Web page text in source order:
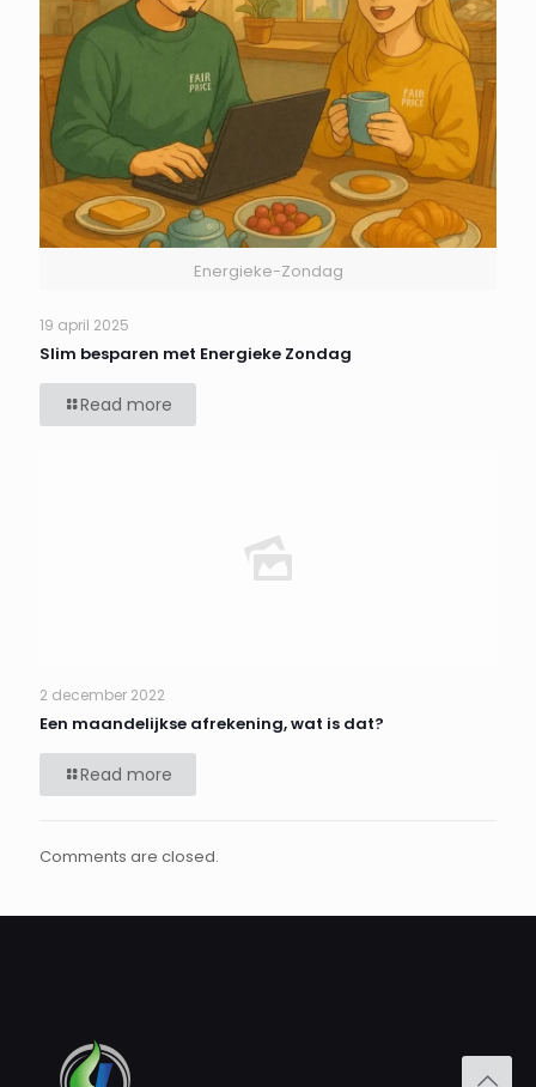
Energieke-Zondag
19 april 2025
Slim besparen met Energieke Zondag
Read more
2 december 2022
Een maandelijkse afrekening, wat is dat?
Read more
Comments are closed.